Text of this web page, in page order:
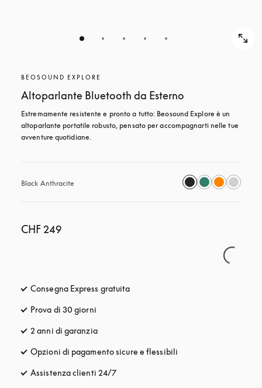
BEOSOUND EXPLORE
Altoparlante Bluetooth da Esterno
Estremamente resistente e pronto a tutto: Beosound Explore è un
altoparlante portatile robusto, pensato per accompagnarti nelle tue
avventure quotidiane.
Black Anthracite
CHF 249
Consegna Express gratuita
Prova di 30 giorni
2 anni di garanzia
Opzioni di pagamento sicure e flessibili
Assistenza clienti 24/7